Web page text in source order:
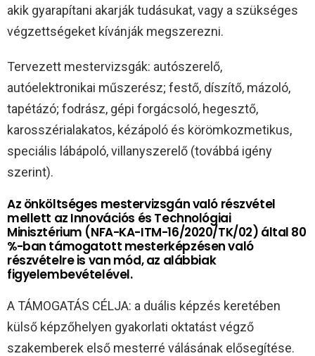
akik gyarapítani akarják tudásukat, vagy a szükséges
végzettségeket kívánják megszerezni.
Tervezett mestervizsgák: autószerelő,
autóelektronikai műszerész; festő, díszítő, mázoló,
tapétázó; fodrász, gépi forgácsoló, hegesztő,
karosszérialakatos, kézápoló és körömkozmetikus,
speciális lábápoló, villanyszerelő (továbbá igény
szerint).
Az önköltséges mestervizsgán való részvétel
mellett az Innovációs és Technológiai
Minisztérium (NFA-KA-ITM-16/2020/TK/02) által 80
%-ban támogatott mesterképzésen való
részvételre is van mód, az alábbiak
figyelembevételével.
A TÁMOGATÁS CÉLJA: a duális képzés keretében
külső képzőhelyen gyakorlati oktatást végző
szakemberek első mesterré válásának elősegítése.